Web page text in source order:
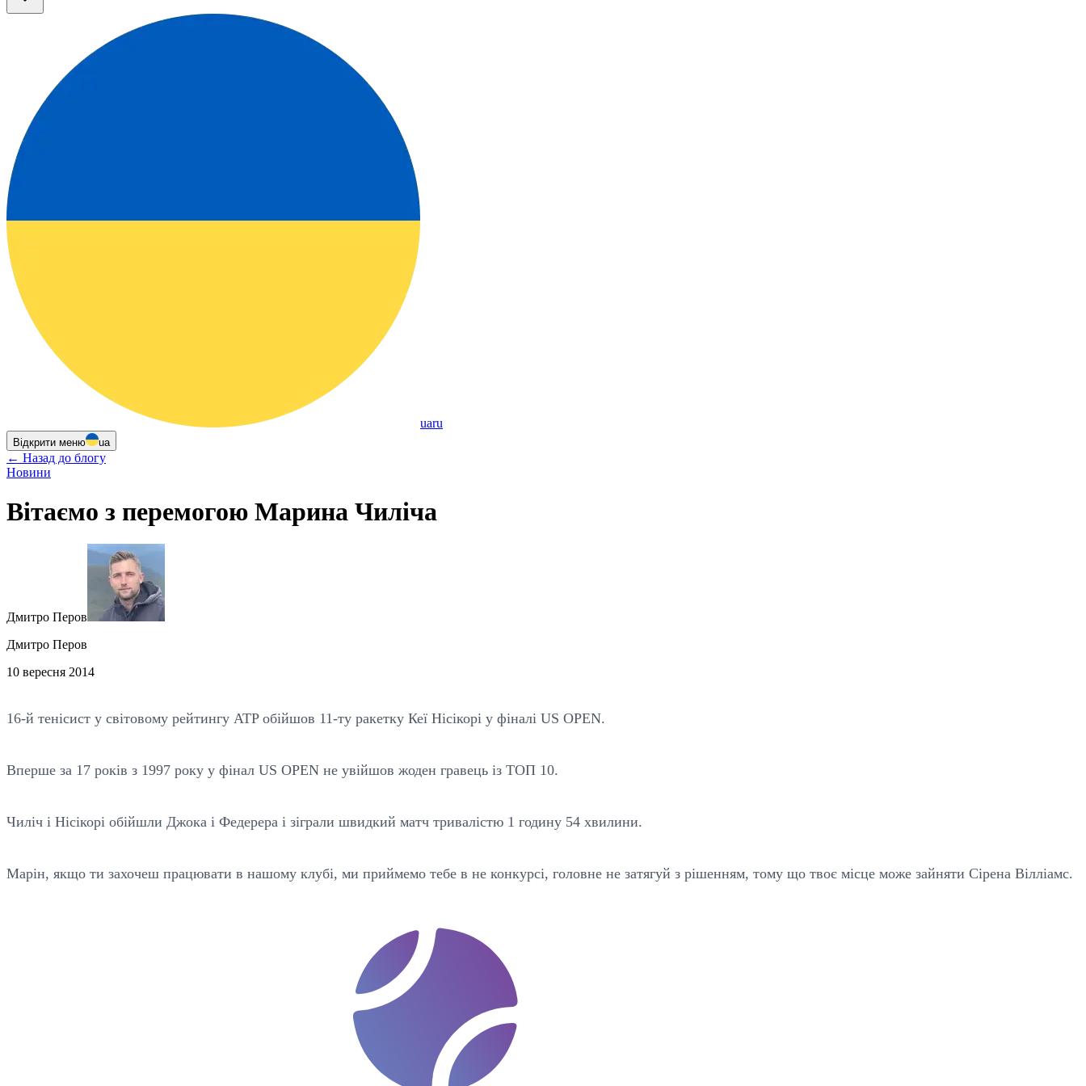
uaru
Відкрити меню ua
← Назад до блогу
Новини
Вітаємо з перемогою Марина Чиліча
Дмитро Перов
Дмитро Перов
10 вересня 2014
16-й тенісист у світовому рейтингу ATP обійшов 11-ту ракетку Кеї Нісікорі у фіналі US OPEN.
Вперше за 17 років з 1997 року у фінал US OPEN не увійшов жоден гравець із ТОП 10.
Чиліч і Нісікорі обійшли Джока і Федерера і зіграли швидкий матч тривалістю 1 годину 54 хвилини.
Марін, якщо ти захочеш працювати в нашому клубі, ми приймемо тебе в не конкурсі, головне не затягуй з рішенням, тому що твоє місце може зайняти Сірена Вілліамс.